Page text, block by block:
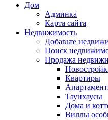
Дом
Админка
Карта сайта
Недвижимость
Добавьте
Поиск
Продажа
Квартиры
Таунхаусы
Дома и
Виллы